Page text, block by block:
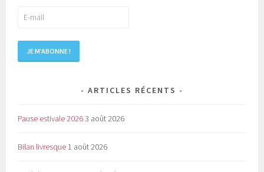
ARTICLES RÉCENTS
Pause estivale 20263 août 2026
Bilan livresque 1 août 2026